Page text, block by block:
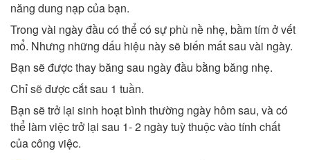
năng dung nạp của bạn.
Trong vài ngày đầu có thể có sự phù nề nhẹ, bầm tím ở vết
mổ. Nhưng những dấu hiệu này sẽ biến mất sau vài ngày.
Bạn sẽ được thay băng sau ngày đầu bằng băng nhẹ.
Chỉ sẽ được cắt sau 1 tuần.
Bạn sẽ trở lại sinh hoạt bình thường ngày hôm sau, và có
thể làm việc trở lại sau 1- 2 ngày tuỳ thuộc vào tính chất
của công việc.